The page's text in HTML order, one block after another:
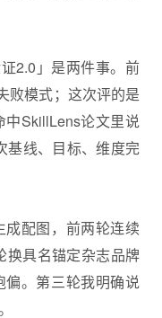
2.0」是两件事。前
败模式；这次评的是
SkillLens论文里说
基线、目标、维度完
配图，前两轮连续
换具名锚定杂志品牌
。第三轮我明确说